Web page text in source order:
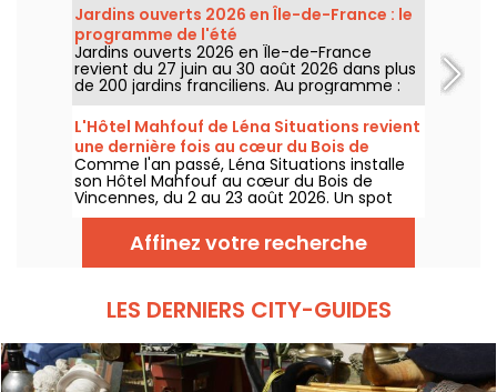
Jardins ouverts 2026 en Île-de-France : le
programme de l'été
Jardins ouverts 2026 en Île-de-France
revient du 27 juin au 30 août 2026 dans plus
de 200 jardins franciliens. Au programme :
concerts, spectacles, visites, ateliers et
installations artistiques.
L'Hôtel Mahfouf de Léna Situations revient
une dernière fois au cœur du Bois de
Vincennes
Comme l'an passé, Léna Situations installe
son Hôtel Mahfouf au cœur du Bois de
Vincennes, du 2 au 23 août 2026. Un spot
chill et estival, entre vlogs d'août, shopping,
gourmandises végé et détente, avec un
goût de nostalgie.
Affinez votre recherche
LES DERNIERS CITY-GUIDES